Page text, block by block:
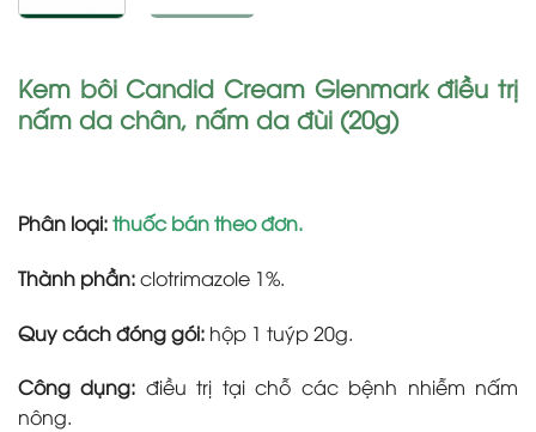
Kem bôi Candid Cream Glenmark điều trị
nấm da chân, nấm da đùi (20g)
Phân loại:thuốc bán theo đơn.
Thành phần:clotrimazole 1%.
Quy cách đóng gói: hộp 1 tuýp 20g.
Công dụng: điều trị tại chỗ các bệnh nhiễm nấm
nông.